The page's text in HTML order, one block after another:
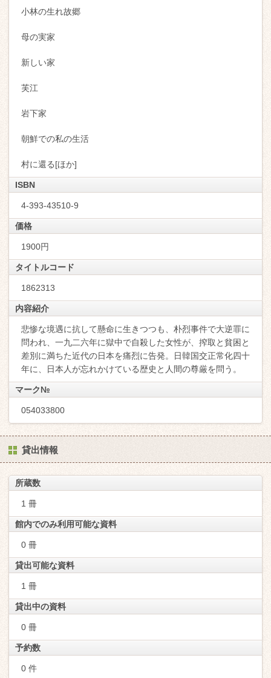
小林の生れ故郷
母の実家
新しい家
芙江
岩下家
朝鮮での私の生活
村に還る[ほか]
ISBN
4-393-43510-9
価格
1900円
タイトルコード
1862313
内容紹介
悲惨な境遇に抗して懸命に生きつつも、朴烈事件で大逆罪に
問われ、一九二六年に獄中で自殺した女性が、搾取と貧困と
差別に満ちた近代の日本を痛烈に告発。日韓国交正常化四十
年に、日本人が忘れかけている歴史と人間の尊厳を問う。
マーク№
054033800
貸出情報
所蔵数
1 冊
館内でのみ利用可能な資料
0 冊
貸出可能な資料
1 冊
貸出中の資料
0 冊
予約数
0 件